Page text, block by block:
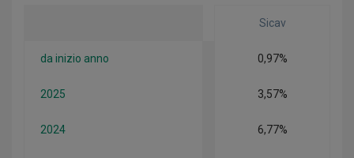
Sicav
da inizio anno 0,97%
2025 3,57%
2024 6,77%